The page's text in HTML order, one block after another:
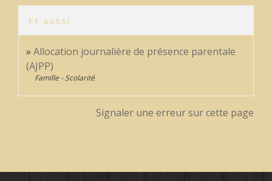
Et aussi
Allocation journalière de présence parentale
(AJPP)
Famille - Scolarité
Signaler une erreur sur cette page